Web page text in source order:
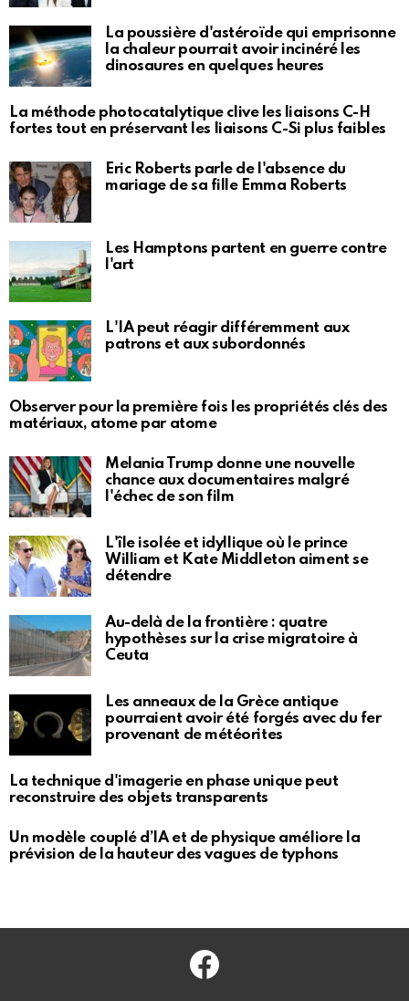
La poussière d'astéroïde qui emprisonne
la chaleur pourrait avoir incinéré les
dinosaures en quelques heures
La méthode photocatalytique clive les liaisons C-H
fortes tout en préservant les liaisons C-Si plus faibles
Eric Roberts parle de l'absence du
mariage de sa fille Emma Roberts
Les Hamptons partent en guerre contre
l'art
L'IA peut réagir différemment aux
patrons et aux subordonnés
Observer pour la première fois les propriétés clés des
matériaux, atome par atome
Melania Trump donne une nouvelle
chance aux documentaires malgré
l'échec de son film
L'île isolée et idyllique où le prince
William et Kate Middleton aiment se
détendre
Au-delà de la frontière : quatre
hypothèses sur la crise migratoire à
Ceuta
Les anneaux de la Grèce antique
pourraient avoir été forgés avec du fer
provenant de météorites
La technique d'imagerie en phase unique peut
reconstruire des objets transparents
Un modèle couplé d’IA et de physique améliore la
prévision de la hauteur des vagues de typhons
Facebook